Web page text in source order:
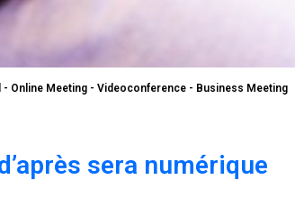
- Online Meeting - Videoconference - Business Meeting
sera numérique